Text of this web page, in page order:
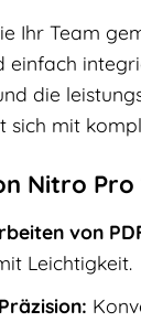
Ihr Team
einfach
die
sich mit
Nitro Pro
von
Leichtigkeit.